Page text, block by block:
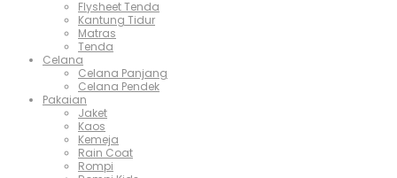
Flysheet Tenda
Kantung Tidur
Matras
Tenda
Celana
Celana Panjang
Celana Pendek
Pakaian
Jaket
Kaos
Kemeja
Rain Coat
Rompi